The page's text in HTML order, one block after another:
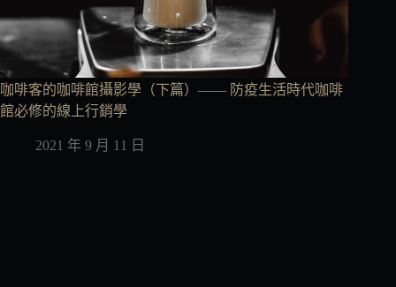
咖啡客的咖啡館攝影學（下篇）—— 防疫生活時代咖啡
館必修的線上行銷學
2021 年 9 月 11 日